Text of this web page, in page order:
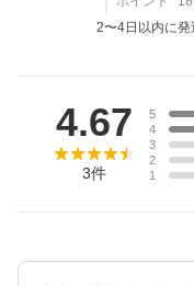
2〜4日以内に発
4.67
3件
5
4
3
2
1